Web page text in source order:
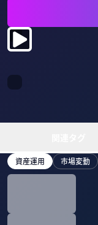
資産運用 市場変動